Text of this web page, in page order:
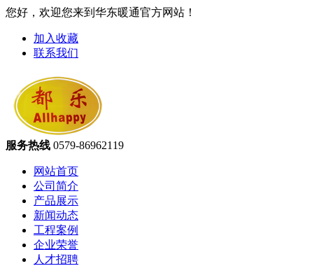
您好，欢迎您来到华东暖通官方网站！
加入收藏
联系我们
服务热线 0579-86962119
网站首页
公司简介
产品展示
新闻动态
工程案例
企业荣誉
人才招聘